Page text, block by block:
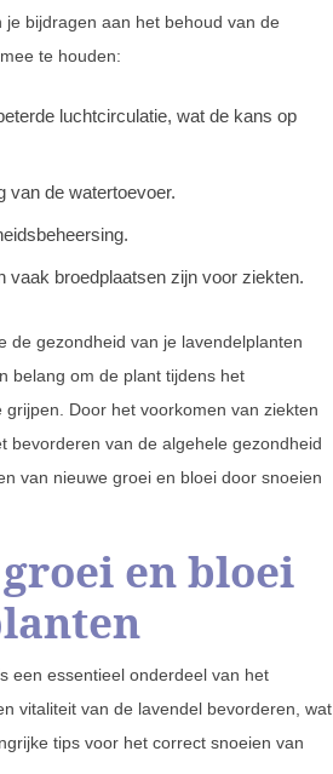
bijdragen aan het behoud van de
te houden:
luchtcirculatie, wat de kans op
van de watertoevoer.
vaak broedplaatsen zijn voor ziekten.
de gezondheid van je lavendelplanten
belang om de plant tijdens het
Door het voorkomen van ziekten
bevorderen van de algehele gezondheid
van nieuwe groei en bloei door snoeien
en bloei
een essentieel onderdeel van het
vitaliteit van de lavendel bevorderen, wat
tips voor het correct snoeien van